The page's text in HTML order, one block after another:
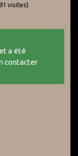
visites)
a été
contacter